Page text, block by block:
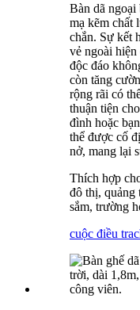
Bàn dã
mạ kẽm chất
chắn. Sự kết
vẻ ngoài
độc đáo
còn tăng
rộng rãi có
thuận tiện
đình hoặc
thể được cố
nở, mang lại
Thích hợp
đô thị, quảng
sắm, trường
cuộc điều tra